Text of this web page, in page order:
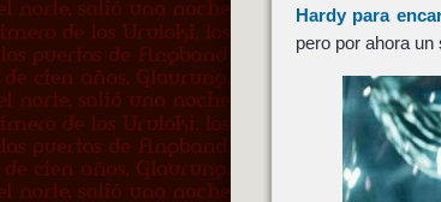
Hardypara
pero por ahora un